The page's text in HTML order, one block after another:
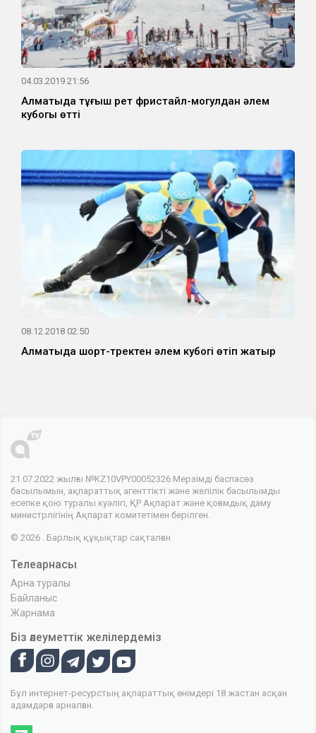
04.03.2019 21:56
Алматыда тұңғыш рет фристайл-могулдан әлем
кубогы өтті
08.12.2018 02:50
Алматыда шорт-тректен әлем кубогі өтіп жатыр
21.07.2022 жылғы №KZ10VPY00052326 Мерзімді баспасөз
басылымын, ақпараттық агенттікті және желілік басылымды
есепке қою туралы куәлігі, ҚР Ақпарат және қоғамдық даму
министрлігінің Ақпарат комитетімен берілген.
© 2026 . Барлық құқықтар сақталған
Телеарнасы
Арна туралы
Байланыс
Жарнама
Біз әлеуметтік желілердеміз
Бұл интернет-ресурстың ақпараттық өнімдері 18 жастан асқан
адамдарға арналған.